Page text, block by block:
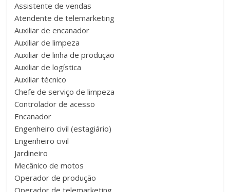
Assistente de vendas
Atendente de telemarketing
Auxiliar de encanador
Auxiliar de limpeza
Auxiliar de linha de produção
Auxiliar de logística
Auxiliar técnico
Chefe de serviço de limpeza
Controlador de acesso
Encanador
Engenheiro civil (estagiário)
Engenheiro civil
Jardineiro
Mecânico de motos
Operador de produção